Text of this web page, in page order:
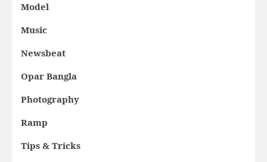
Model
Music
Newsbeat
Opar Bangla
Photography
Ramp
Tips & Tricks